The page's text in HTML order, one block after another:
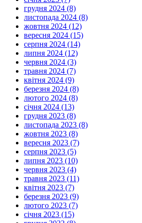
грудня 2024 (8)
листопада 2024 (8)
жовтня 2024 (12)
вересня 2024 (15)
серпня 2024 (14)
липня 2024 (12)
червня 2024 (3)
травня 2024 (7)
квітня 2024 (9)
березня 2024 (8)
лютого 2024 (8)
січня 2024 (13)
грудня 2023 (8)
листопада 2023 (8)
жовтня 2023 (8)
вересня 2023 (7)
серпня 2023 (5)
липня 2023 (10)
червня 2023 (4)
травня 2023 (11)
квітня 2023 (7)
березня 2023 (9)
лютого 2023 (7)
січня 2023 (15)